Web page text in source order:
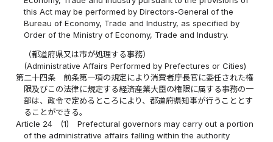
this Act may be performed by Directors-General of the
Bureau of Economy, Trade and Industry, as specified by
Order of the Ministry of Economy, Trade and Industry.
（都道府県又は市が処理する事務）
(Administrative Affairs Performed by Prefectures or Cities)
第二十四条
前条第一項の規定により消費者庁長官に委任された権
限及びこの法律に規定する経済産業大臣の権限に属する事務の一
部は、政令で定めるところにより、都道府県知事が行うこととす
ることができる。
Article 24
(1)
Prefectural governors may carry out a portion
of the administrative affairs falling within the authority